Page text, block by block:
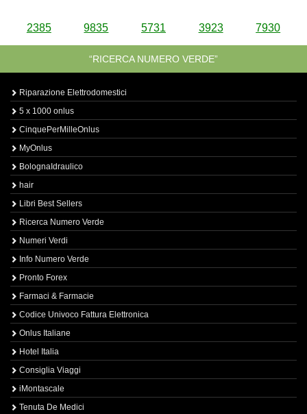
2385 9835 5731 3923 7930
“RICERCA NUMERO VERDE”
Riparazione Elettrodomestici
5 x 1000 onlus
CinquePerMilleOnlus
MyOnlus
BolognaIdraulico
hair
Libri Best Sellers
Ricerca Numero Verde
Numeri Verdi
Info Numero Verde
Pronto Forex
Farmaci & Farmacie
Codice Univoco Fattura Elettronica
Onlus Italiane
Hotel Italia
Consiglia Viaggi
iMontascale
Tenuta De Medici